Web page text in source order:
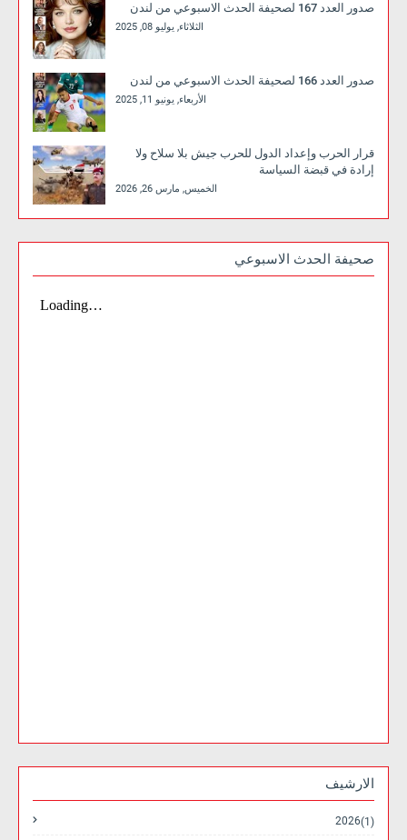
صدور العدد 167 لصحيفة الحدث الاسبوعي من لندن
الثلاثاء, يوليو 08, 2025
صدور العدد 166 لصحيفة الحدث الاسبوعي من لندن
الأربعاء, يونيو 11, 2025
قرار الحرب وإعداد الدول للحرب جيش بلا سلاح ولا
إرادة في قبضة السياسة
الخميس, مارس 26, 2026
صحيفة الحدث الاسبوعي
الارشيف
2026 (1)